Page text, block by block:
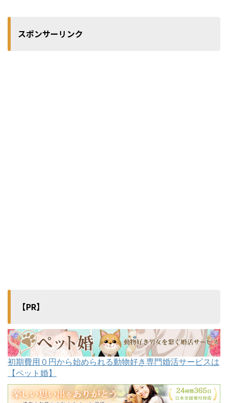
スポンサーリンク
【PR】
初期費用０円から始められる動物好き専門婚活サービスは
【ペット婚】